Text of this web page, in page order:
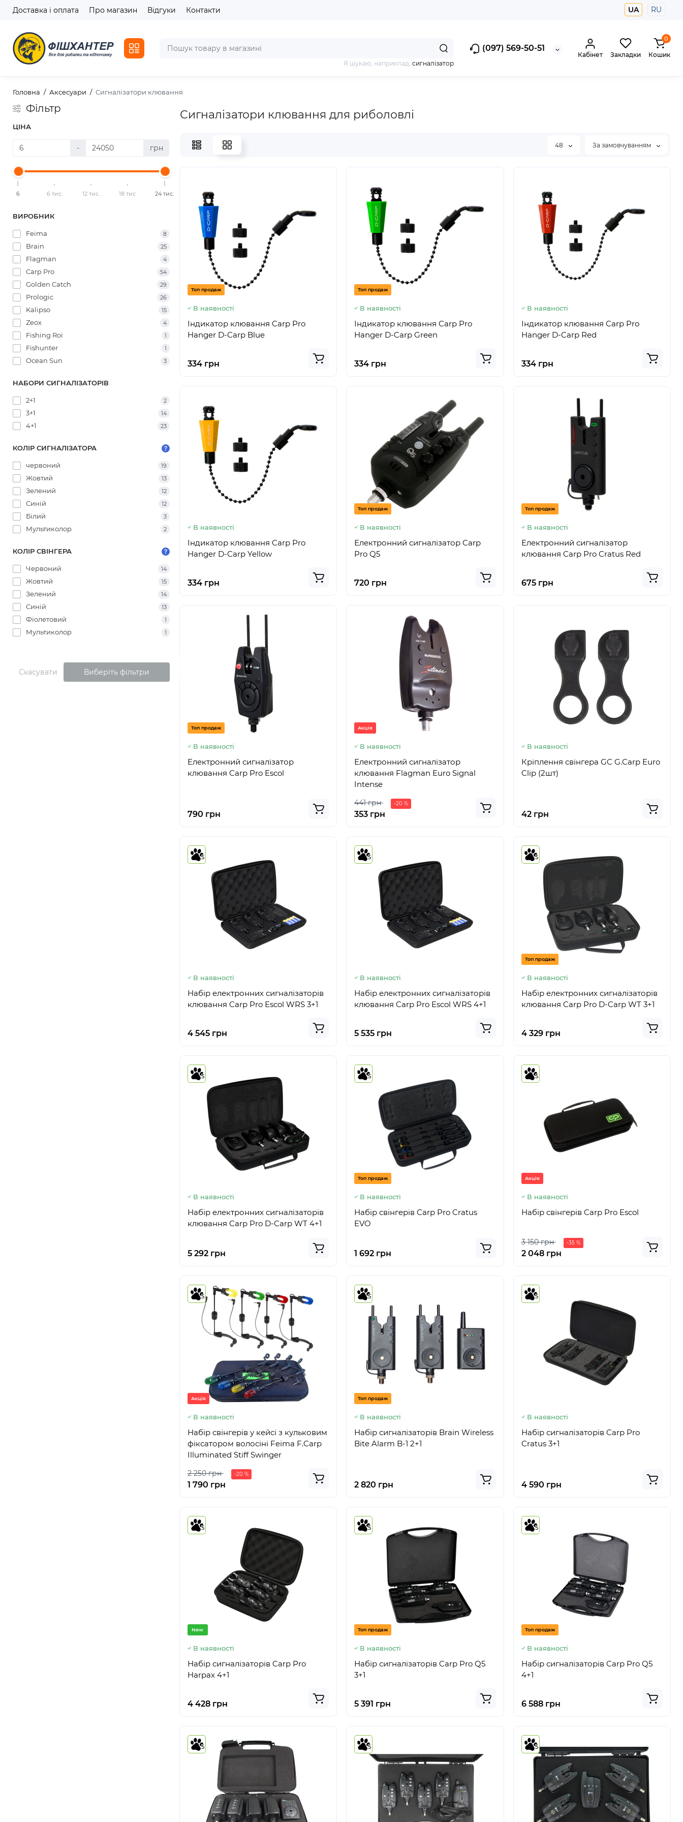
Доставка і оплата Про магазин Відгуки Контакти UA RU
(097) 569-50-51
Я шукаю, наприклад, сигналізатор
Кабінет Закладки
0
Кошик
Головна Аксесуари Сигналізатори клювання
Фільтр
ЦІНА
- грн
6 6 тис. 12 тис. 18 тис. 24 тис.
ВИРОБНИК
Feima 8
Brain 25
Flagman 4
Carp Pro 54
Golden Catch 29
Prologic 26
Kalipso 15
Zeox 4
Fishing Roi 1
Fishunter 1
Ocean Sun 3
НАБОРИ СИГНАЛІЗАТОРІВ
2+1 2
3+1 14
4+1 23
КОЛІР СИГНАЛІЗАТОРА
червоний 19
Жовтий 13
Зелений 12
Синій 12
Білий 3
Мультиколор 2
КОЛІР СВІНГЕРА
Червоний 14
Жовтий 15
Зелений 14
Синій 13
Фіолетовий 1
Мультиколор 1
Скасувати Виберіть фільтри
Сигналізатори клювання для риболовлі
48 За замовчуванням
Топ продаж
В наявності
Індикатор клювання Carp Pro
Hanger D-Carp Blue
334 грн
Топ продаж
В наявності
Індикатор клювання Carp Pro
Hanger D-Carp Green
334 грн
В наявності
Індикатор клювання Carp Pro
Hanger D-Carp Red
334 грн
В наявності
Індикатор клювання Carp Pro
Hanger D-Carp Yellow
334 грн
Топ продаж
В наявності
Електронний сигналізатор Carp
Pro Q5
720 грн
Топ продаж
В наявності
Електронний сигналізатор
клювання Carp Pro Cratus Red
675 грн
Топ продаж
В наявності
Електронний сигналізатор
клювання Carp Pro Escol
790 грн
Акція
В наявності
Електронний сигналізатор
клювання Flagman Euro Signal
Intense
441 грн -20 %
353 грн
В наявності
Кріплення свінгера GC G.Carp Euro
Clip (2шт)
42 грн
5
В наявності
Набiр електронних сигналiзаторiв
клювання Carp Pro Escol WRS 3+1
4 545 грн
5
В наявності
Набiр електронних сигналiзаторiв
клювання Carp Pro Escol WRS 4+1
5 535 грн
5
Топ продаж
В наявності
Набір електронних сигналізаторів
клювання Carp Pro D-Carp WT 3+1
4 329 грн
5
В наявності
Набір електронних сигналізаторів
клювання Carp Pro D-Carp WT 4+1
5 292 грн
5
Топ продаж
В наявності
Набір свінгерів Carp Pro Cratus
EVO
1 692 грн
5
Акція
В наявності
Набір свінгерів Carp Pro Escol
3 150 грн -35 %
2 048 грн
5
Акція
В наявності
Набір свінгерів у кейсі з кульковим
фіксатором волосіні Feima F.Carp
Illuminated Stiff Swinger
2 250 грн -20 %
1 790 грн
5
Топ продаж
В наявності
Набір сигналізаторів Brain Wireless
Bite Alarm B-1 2+1
2 820 грн
5
В наявності
Набір сигналізаторів Carp Pro
Cratus 3+1
4 590 грн
5
New
В наявності
Набір сигналізаторів Carp Pro
Harpax 4+1
4 428 грн
5
Топ продаж
В наявності
Набір сигналізаторів Carp Pro Q5
3+1
5 391 грн
5
Топ продаж
В наявності
Набір сигналізаторів Carp Pro Q5
4+1
6 588 грн
5 5 5